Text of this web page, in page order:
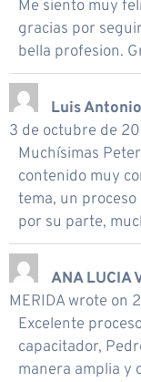
Me siento muy
gracias por
bella profesion.
Luis
3 de octubre de
Muchísimas
contenido muy
tema, un
por su parte,
ANA LUCIA
MERIDA wrote on
Excelente
capacitador,
manera amplia y